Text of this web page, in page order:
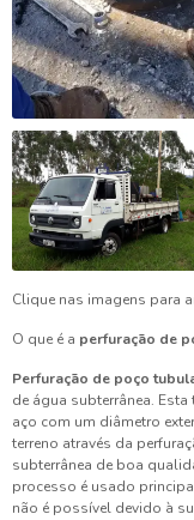
Clique nas imagens para
O que é a perfuração de
Perfuração de poço
de água subterrânea.
aço com um diâmetro
terreno através da
subterrânea de boa
processo é usado
não é possível devido à